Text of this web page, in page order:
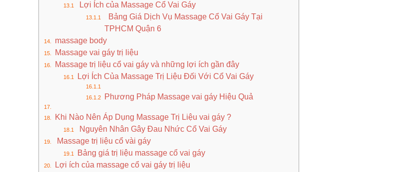
Lợi Ích của Massage Cổ Vai Gáy
Bảng Giá Dịch Vụ Massage Cổ Vai Gáy Tại
TPHCM Quận 6
massage body
Massage vai gáy trị liệu
Massage trị liệu cổ vai gáy và những lợi ích gần đây
Lợi Ích Của Massage Trị Liệu Đối Với Cổ Vai Gáy
Phương Pháp Massage vai gáy Hiệu Quả
Khi Nào Nên Áp Dụng Massage Trị Liệu vai gáy ?
Nguyên Nhân Gây Đau Nhức Cổ Vai Gáy
Massage trị liệu cổ vài gáy
Bảng giá trị liệu massage cổ vai gáy
Lợi ích của massage cổ vai gáy trị liệu